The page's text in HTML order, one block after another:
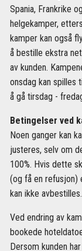
Spania, Frankrike
helgekamper,
kamper kan også
å bestille ekstra
av kunden.
onsdag kan spilles
å gå tirsdag -
Betingelser ved
Noen ganger kan
justeres, selv om
100%. Hvis dette
(og få en refusjon)
kan ikke avbestilles.
Ved endring av
bookede
Dersom kunden